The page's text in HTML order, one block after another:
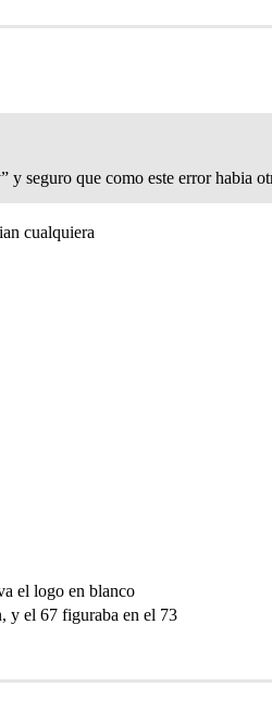
y seguro que como este error habia
cualquiera
el logo en blanco
y el 67 figuraba en el 73